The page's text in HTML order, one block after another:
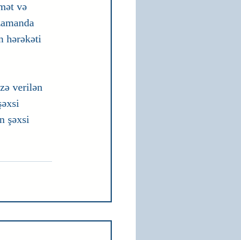
və
hərəkəti
verilən
şəxsi